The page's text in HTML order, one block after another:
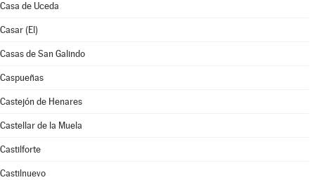
Casa de Uceda
Casar (El)
Casas de San Galindo
Caspueñas
Castejón de Henares
Castellar de la Muela
Castilforte
Castilnuevo